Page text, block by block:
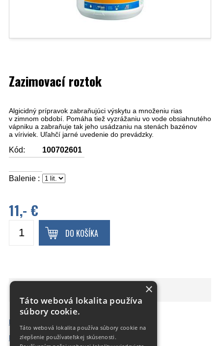
Zazimovací roztok
Algicidný prípravok zabraňujúci výskytu a množeniu rias
v zimnom období. Pomáha tiež vyzrážaniu vo vode obsiahnutého
vápniku a zabraňuje tak jeho usádzaniu na stenách bazénov
a víriviek. Uľahčí jarné uvedenie do prevádzky.
Kód: 100702601
Balenie :
11,- €
DO KOŠÍKA
Etiketa
Bezpečnostný list
×
Táto webová lokalita používa
súbory cookie.
Táto webová lokalita používa súbory cookie na
zlepšenie používateľskej skúsenosti.